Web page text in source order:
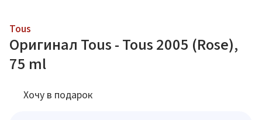
Tous
Оригинал Tous - Tous 2005 (Rose),
75 ml
Хочу в подарок